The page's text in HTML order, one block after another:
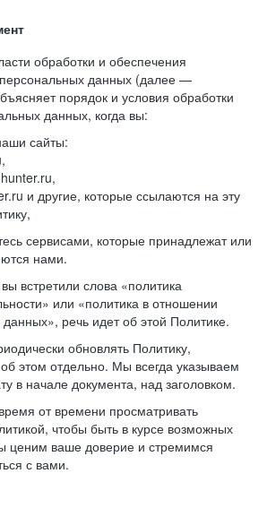
обработки и обеспечения
данных (далее —
порядок и условия обработки
данных, когда вы:
сайты:
и другие, которые ссылаются на эту
сервисами, которые принадлежат или
нами.
встретили слова «политика
или «политика в отношении
речь идет об этой Политике.
обновлять Политику,
этом отдельно. Мы всегда указываем
в начале документа, над заголовком.
от времени просматривать
чтобы быть в курсе возможных
ценим ваше доверие и стремимся
с вами.